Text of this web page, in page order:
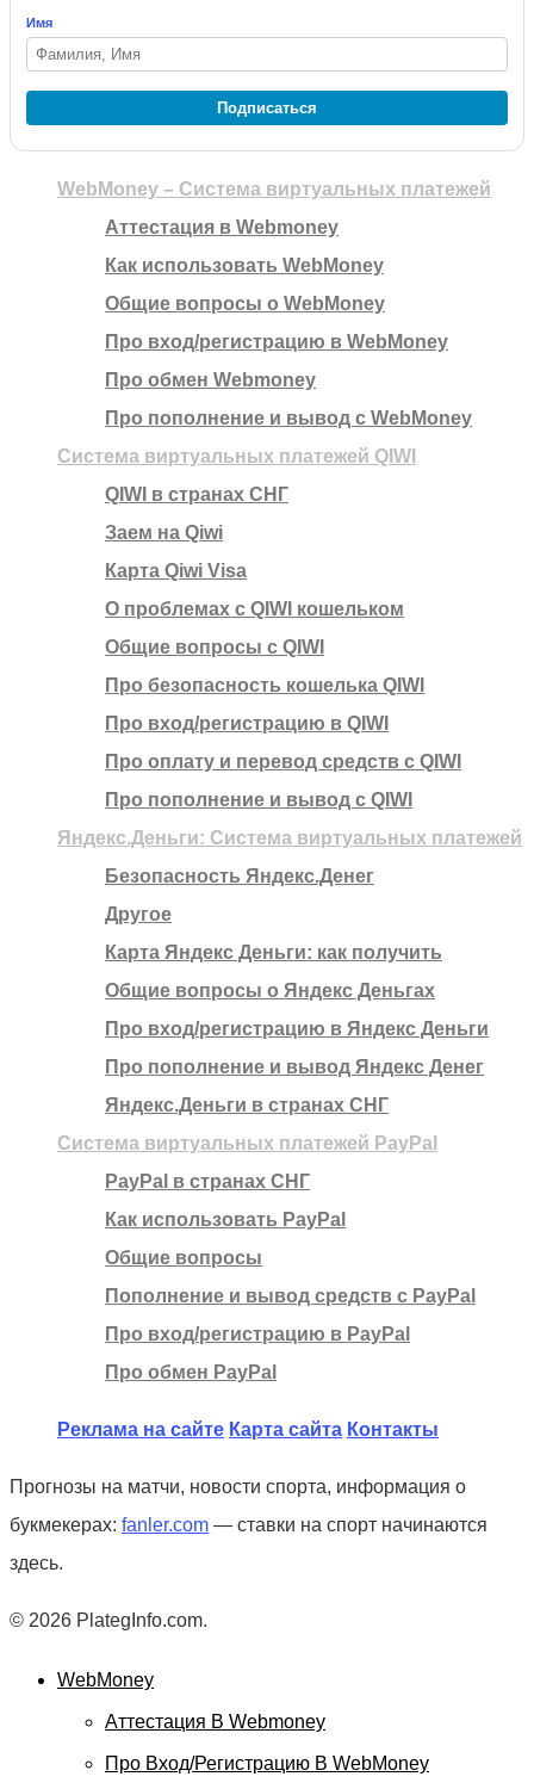
Имя
Подписаться
WebMoney – Система виртуальных платежей
Аттестация в Webmoney
Как использовать WebMoney
Общие вопросы о WebMoney
Про вход/регистрацию в WebMoney
Про обмен Webmoney
Про пополнение и вывод с WebMoney
Система виртуальных платежей QIWI
QIWI в странах СНГ
Заем на Qiwi
Карта Qiwi Visa
О проблемах с QIWI кошельком
Общие вопросы с QIWI
Про безопасность кошелька QIWI
Про вход/регистрацию в QIWI
Про оплату и перевод средств c QIWI
Про пополнение и вывод с QIWI
Яндекс.Деньги: Система виртуальных платежей
Безопасность Яндекс.Денег
Другое
Карта Яндекс Деньги: как получить
Общие вопросы о Яндекс Деньгах
Про вход/регистрацию в Яндекс Деньги
Про пополнение и вывод Яндекс Денег
Яндекс.Деньги в странах СНГ
Система виртуальных платежей PayPal
PayPal в странах СНГ
Как использовать PayPal
Общие вопросы
Пополнение и вывод средств с PayPal
Про вход/регистрацию в PayPal
Про обмен PayPal
Реклама на сайте Карта сайта Контакты
Прогнозы на матчи, новости спорта, информация о
букмекерах: fanler.com — ставки на спорт начинаются
здесь.
© 2026 PlategInfo.com.
WebMoney
Аттестация В Webmoney
Про Вход/регистрацию В WebMoney